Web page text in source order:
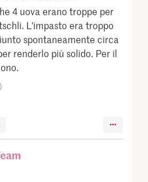
4 uova erano troppe per
L'impasto era troppo
spontaneamente circa
renderlo più solido. Per il